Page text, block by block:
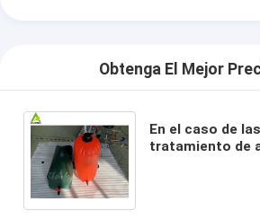
Obtenga El Mejor
En el caso de
tratamiento de